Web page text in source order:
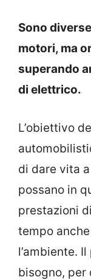
Sono
motori, ma
superando
di elettrico.
L’obiettivo
di dare vita
possano in
prestazioni
tempo
l’ambiente.
bisogno, per